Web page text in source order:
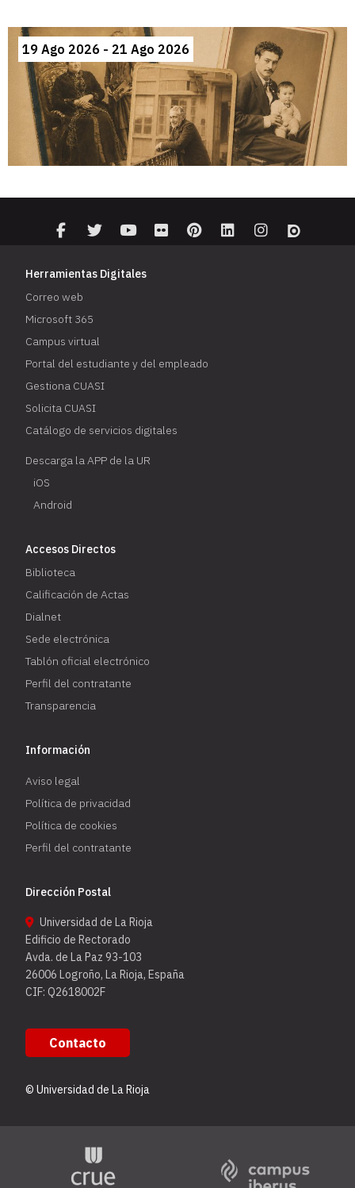
Herramientas Digitales
Correo web
Microsoft 365
Campus virtual
Portal del estudiante y del empleado
Gestiona CUASI
Solicita CUASI
Catálogo de servicios digitales
Descarga la APP de la UR
iOS
Android
Accesos Directos
Biblioteca
Calificación de Actas
Dialnet
Sede electrónica
Tablón oficial electrónico
Perfil del contratante
Transparencia
Información
Aviso legal
Política de privacidad
Política de cookies
Perfil del contratante
Dirección Postal
Universidad de La Rioja
Edificio de Rectorado
Avda. de La Paz 93-103
26006 Logroño, La Rioja, España
CIF: Q2618002F
Contacto
© Universidad de La Rioja